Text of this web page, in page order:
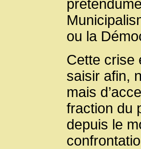
ou la
Cette crise
saisir afin,
mais
fraction du
depuis le